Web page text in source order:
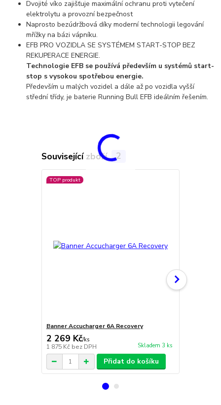
Dvojité víko zajišťuje maximální ochranu proti vytečení
elektrolytu a provozní bezpečnost
Naprosto bezúdržbová díky moderní technologii legování
mřížky na bázi vápníku.
EFB PRO VOZIDLA SE SYSTÉMEM START-STOP BEZ
REKUPERACE ENERGIE.
Technologie EFB se používá především u systémů start-
stop s vysokou spotřebou energie.
Především u malých vozidel a dále až po vozidla vyšší
střední třídy, je baterie Running Bull EFB ideálním řešením.
Související zboží 2
TOP produkt
Banner Accucharger 6A Recovery
2 269 Kč/ks
1 875 Kč bez DPH Skladem 3 ks
Přidat do košíku